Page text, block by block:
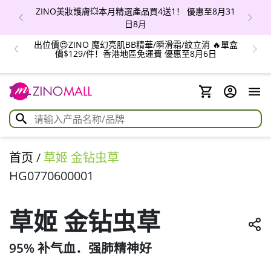
ZINO美妝護膚💥本月精選產品買4送1！ 優惠至8月31
日8月
出位價😍ZINO 魔幻亮肌BB精華/瞬滑霜/紋立消 🔥單盒
價$129/件！香港地區免運費 優惠至8月6日
首页 / 草姬 金钻虫草
HG0770600001
草姬 金钻虫草
95% 补气血．强肺精神好